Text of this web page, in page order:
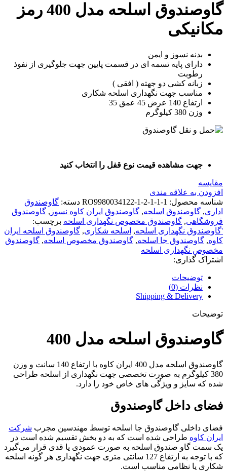
گاوصندوق اسلحه مدل 400 رمز
مکانیکی
بدنه نسوز و ایمن
دارای پایه تسمه ای در قسمت پایین جهت جلوگیری از نفوذ
رطوبت
زبانه کشی دو جهته ( افقی )
مناسب جهت نگهداری اسلحه شکاری
ارتفاع 140 عرض 45 عمق 35
وزن 380 کیلوگرم
جهت مشاهده قیمت نوع قفل را انتخاب کنید
مقايسه
افزودن به علاقه مندی
شناسه محصول: RO9980034122-1-2-1-1-1 دسته: گاوصندوق
اداری, گاوصندوق اسلحه, گاوصندوق ایران کاوه نسوز , گاوصندوق
فروشگاهی, گاوصندوق مخصوص نگهداری اسلحه برچسب:
'گاوصندوق نگهداری اسلحه, اسلحه شکاری, گاوصندوق اسلحه ایران
کاوه, گاوصندوق جا اسلحه, گاوصندوق مخصوص اسلحه, گاوصندوق
مخصوص نگهداری اسلحه
اشتراک گذاری:
توضیحات
نظرات (0)
Shipping & Delivery
توضیحات
گاوصندوق اسلحه مدل 400
گاوصندوق اسلحه مدل 400 ایران کاوه با ارتفاع 140 سانت و وزن
380 کیلوگرم به صورت تخصصی جهت نگهداری از اسلحه طراحی
شده که سایز و ویژگی های خاص خود را دارد.
فضای داخل گاوصندوق
فضای داخلی گاوصندوق جا اسلحه توسط مهندسین مجرب شرکت
ایران کاوه طراحی شده است که به دو بخش تقسیم شده است در
یک سمت گاو صندوق اسلحه به صورت عمودی یا قدی قرار می‌گیرد
که با توجه به ارتفاع 127 سانتی متری جهت نگهداری هر گونه اسلحه
شکاری یا نظامی مناسب است.